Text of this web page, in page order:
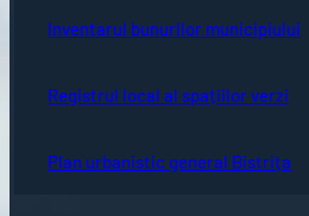
Inventarul bunurilor municipiului
Registrul local al spațiilor verzi
Plan urbanistic general Bistrița